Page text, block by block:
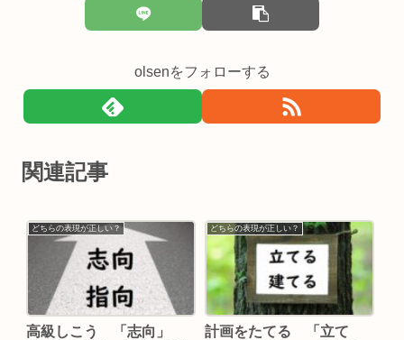
olsenをフォローする
関連記事
どちらの表現が正しい？
高級しこう 「志向」
どちらの表現が正しい？
計画をたてる 「立て